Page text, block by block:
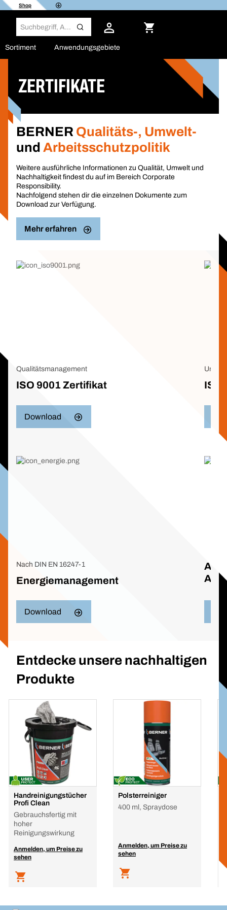
Shop
Sortiment Anwendungsgebiete
ZERTIFIKATE
BERNER Qualitäts-, Umwelt-
und Arbeitsschutzpolitik
Weitere ausführliche Informationen zu Qualität, Umwelt und
Nachhaltigkeit findest du auf im Bereich Corporate
Responsibility.
Nachfolgend stehen dir die einzelnen Dokumente zum
Download zur Verfügung.
Mehr erfahren
Qualitätsmanagement
ISO 9001 Zertifikat
Download
ISO
Nach DIN EN 16247-1
Energiemanagement
Download
Entdecke unsere nachhaltigen
Produkte
Handreinigungstücher
Profi Clean
Gebrauchsfertig mit
hoher
Reinigungswirkung
Anmelden, um Preise zu
sehen
Polsterreiniger
400 ml, Spraydose
Anmelden, um Preise zu
sehen